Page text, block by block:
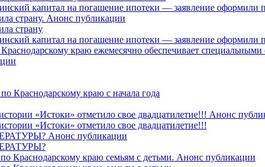
капитал на погашение ипотеки — заявление
страну. Анонс публикации
страну
капитал на погашение ипотеки — заявление оформили
краю ежемесячно обеспечивает
Краснодарскому краю с начала года
«Истоки» отметило свое двадцатилетие!!! Анонс
«Истоки» отметило свое двадцатилетие!!!
Анонс публикации
Краснодарскому краю семьям с детьми. Анонс публикации